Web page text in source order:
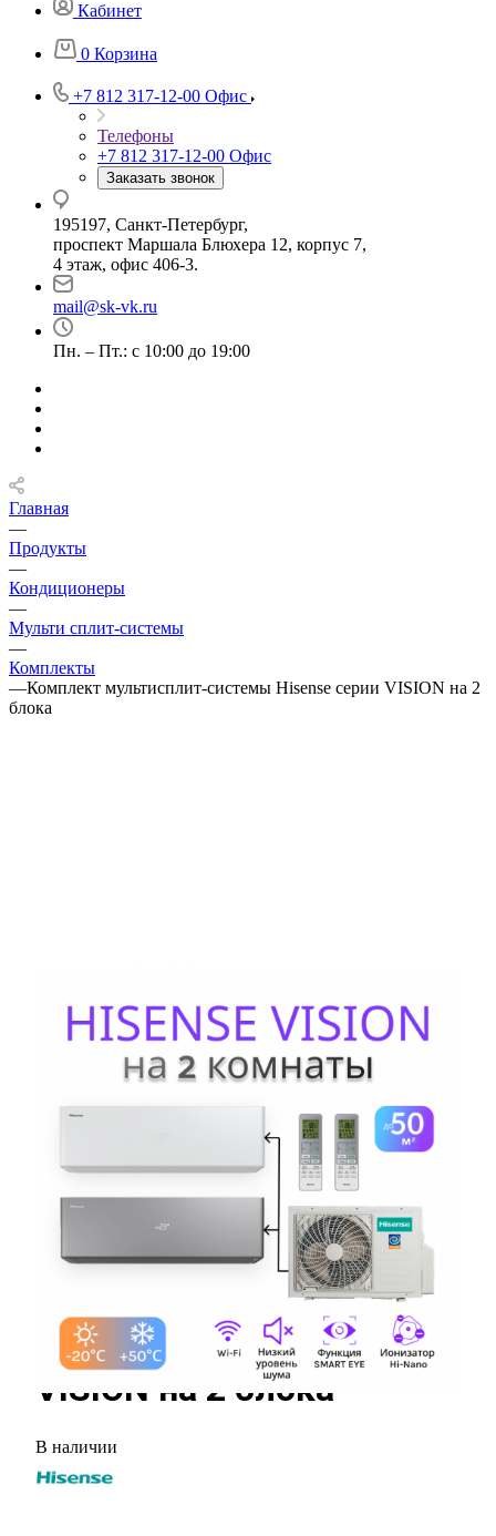
Кабинет
0 Корзина
+7 812 317-12-00 Офис
Телефоны
+7 812 317-12-00 Офис
Заказать звонок
195197, Санкт-Петербург,
проспект Маршала Блюхера 12, корпус 7,
4 этаж, офис 406-3.
mail@sk-vk.ru
Пн. – Пт.: с 10:00 до 19:00
Главная
—
Продукты
—
Кондиционеры
—
Мульти сплит-системы
—
Комплекты
—Комплект мультисплит-системы Hisense серии VISION на 2
блока
Акция
Комплект мультисплит-
системы Hisense серии
VISION на 2 блока
В наличии